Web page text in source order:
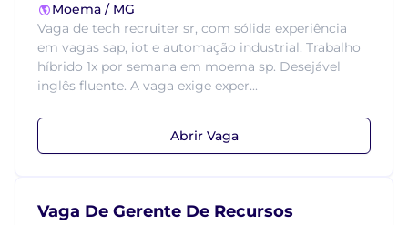
Moema / MG
Vaga de tech recruiter sr, com sólida experiência
em vagas sap, iot e automação industrial. Trabalho
híbrido 1x por semana em moema sp. Desejável
inglês fluente. A vaga exige exper...
Abrir Vaga
Vaga De Gerente De Recursos